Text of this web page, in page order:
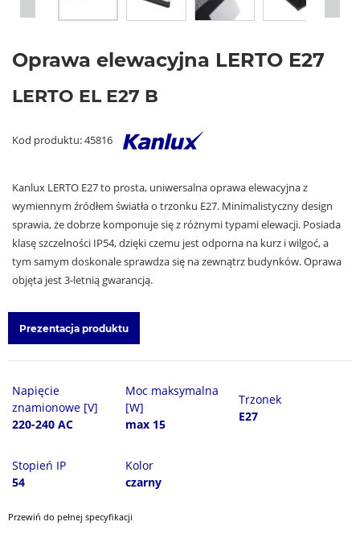
Oprawa elewacyjna LERTO E27
LERTO EL E27 B
Kod produktu: 45816
Kanlux LERTO E27 to prosta, uniwersalna oprawa elewacyjna z
wymiennym źródłem światła o trzonku E27. Minimalistyczny design
sprawia, że dobrze komponuje się z różnymi typami elewacji. Posiada
klasę szczelności IP54, dzięki czemu jest odporna na kurz i wilgoć, a
tym samym doskonale sprawdza się na zewnątrz budynków. Oprawa
objęta jest 3-letnią gwarancją.
Prezentacja produktu
Napięcie
znamionowe [V]
220-240 AC
Moc maksymalna
[W]
max 15
Trzonek
E27
Stopień IP
54
Kolor
czarny
Przewiń do pełnej specyfikacji